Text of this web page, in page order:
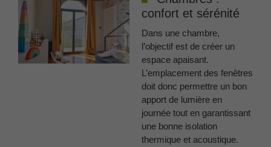
confort et sérénité
Dans une chambre,
l’objectif est de créer un
espace apaisant.
L’emplacement des fenêtres
doit donc permettre un bon
apport de lumière en
journée tout en garantissant
une bonne isolation
thermique et acoustique.